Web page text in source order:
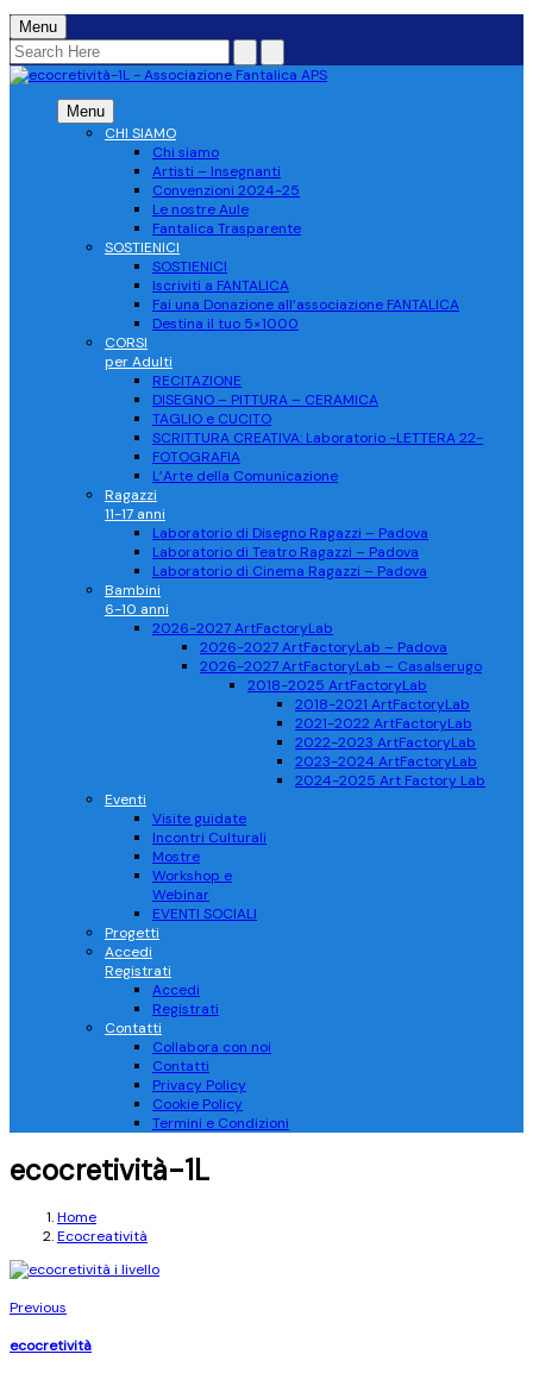
Menu
Menu
CHI SIAMO
Chi siamo
Artisti – Insegnanti
Convenzioni 2024-25
Le nostre Aule
Fantalica Trasparente
SOSTIENICI
SOSTIENICI
Iscriviti a FANTALICA
Fai una Donazione all’associazione FANTALICA
Destina il tuo 5×1000
CORSI
per Adulti
RECITAZIONE
DISEGNO – PITTURA – CERAMICA
TAGLIO e CUCITO
SCRITTURA CREATIVA: Laboratorio -LETTERA 22-
FOTOGRAFIA
L’Arte della Comunicazione
Ragazzi
11-17 anni
Laboratorio di Disegno Ragazzi – Padova
Laboratorio di Teatro Ragazzi – Padova
Laboratorio di Cinema Ragazzi – Padova
Bambini
6-10 anni
2026-2027 ArtFactoryLab
2026-2027 ArtFactoryLab – Padova
2026-2027 ArtFactoryLab – Casalserugo
2018-2025 ArtFactoryLab
2018-2021 ArtFactoryLab
2021-2022 ArtFactoryLab
2022-2023 ArtFactoryLab
2023-2024 ArtFactoryLab
2024-2025 Art Factory Lab
Eventi
Visite guidate
Incontri Culturali
Mostre
Workshop e
Webinar
EVENTI SOCIALI
Progetti
Accedi
Registrati
Accedi
Registrati
Contatti
Collabora con noi
Contatti
Privacy Policy
Cookie Policy
Termini e Condizioni
ecocretività-1L
Home
Ecocreatività
Previous
ecocretività